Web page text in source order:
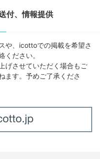
付、情報提供
や、icottoでの掲載を希望さ
ください。
げさせていただく場合もご
ます。予めご了承くださ